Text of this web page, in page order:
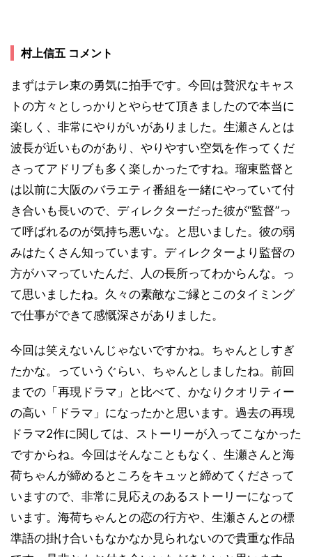
村上信五 コメント
まずはテレ東の勇気に拍手です。今回は贅沢なキャス
トの方々としっかりとやらせて頂きましたので本当に
楽しく、非常にやりがいがありました。生瀬さんとは
波長が近いものがあり、やりやすい空気を作ってくだ
さってアドリブも多く楽しかったですね。瑠東監督と
は以前に大阪のバラエティ番組を一緒にやっていて付
き合いも長いので、ディレクターだった彼が“監督”っ
て呼ばれるのが気持ち悪いな。と思いました。彼の弱
みはたくさん知っています。ディレクターより監督の
方がハマっていたんだ、人の長所ってわからんな。っ
て思いましたね。久々の素敵なご縁とこのタイミング
で仕事ができて感慨深さがありました。
今回は笑えないんじゃないですかね。ちゃんとしすぎ
たかな。っていうぐらい、ちゃんとしましたね。前回
までの「再現ドラマ」と比べて、かなりクオリティー
の高い「ドラマ」になったかと思います。過去の再現
ドラマ2作に関しては、ストーリーが入ってこなかった
ですからね。今回はそんなこともなく、生瀬さんと海
荷ちゃんが締めるところをキュッと締めてくださって
いますので、非常に見応えのあるストーリーになって
います。海荷ちゃんとの恋の行方や、生瀬さんとの標
準語の掛け合いもなかなか見られないので貴重な作品